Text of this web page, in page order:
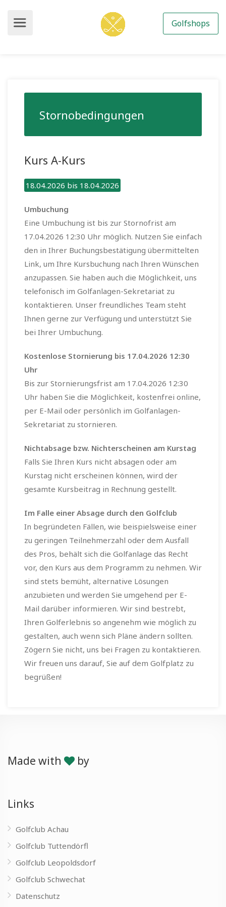
Golfshops
Stornobedingungen
Kurs A-Kurs
18.04.2026 bis 18.04.2026
Umbuchung
Eine Umbuchung ist bis zur Stornofrist am
17.04.2026 12:30 Uhr möglich. Nutzen Sie einfach
den in Ihrer Buchungsbestätigung übermittelten
Link, um Ihre Kursbuchung nach Ihren Wünschen
anzupassen. Sie haben auch die Möglichkeit, uns
telefonisch im Golfanlagen-Sekretariat zu
kontaktieren. Unser freundliches Team steht
Ihnen gerne zur Verfügung und unterstützt Sie
bei Ihrer Umbuchung.
Kostenlose Stornierung bis 17.04.2026 12:30
Uhr
Bis zur Stornierungsfrist am 17.04.2026 12:30
Uhr haben Sie die Möglichkeit, kostenfrei online,
per E-Mail oder persönlich im Golfanlagen-
Sekretariat zu stornieren.
Nichtabsage bzw. Nichterscheinen am Kurstag
Falls Sie Ihren Kurs nicht absagen oder am
Kurstag nicht erscheinen können, wird der
gesamte Kursbeitrag in Rechnung gestellt.
Im Falle einer Absage durch den Golfclub
In begründeten Fällen, wie beispielsweise einer
zu geringen Teilnehmerzahl oder dem Ausfall
des Pros, behält sich die Golfanlage das Recht
vor, den Kurs aus dem Programm zu nehmen. Wir
sind stets bemüht, alternative Lösungen
anzubieten und werden Sie umgehend per E-
Mail darüber informieren. Wir sind bestrebt,
Ihren Golferlebnis so angenehm wie möglich zu
gestalten, auch wenn sich Pläne ändern sollten.
Zögern Sie nicht, uns bei Fragen zu kontaktieren.
Wir freuen uns darauf, Sie auf dem Golfplatz zu
begrüßen!
Made with by
Links
Golfclub Achau
Golfclub Tuttendörfl
Golfclub Leopoldsdorf
Golfclub Schwechat
Datenschutz